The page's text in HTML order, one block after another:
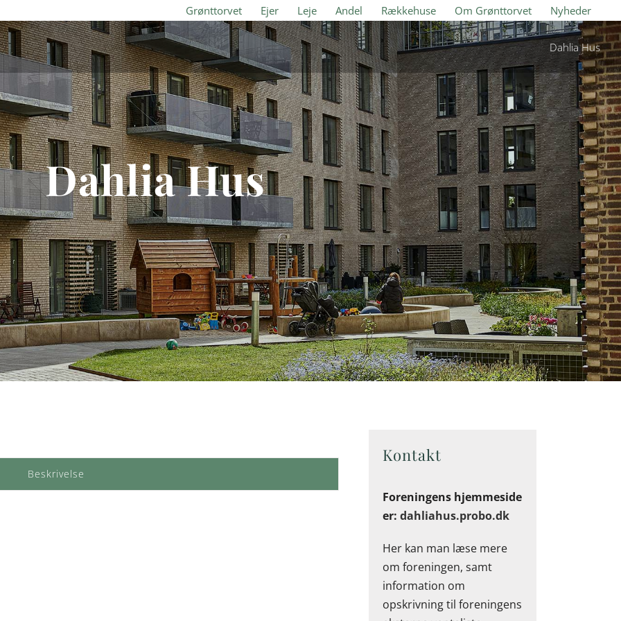
Grønttorvet Ejer Leje Andel Rækkehuse Om Grønttorvet Nyheder
Dahlia Hus
Dahlia Hus
Beskrivelse
Kontakt
Foreningens hjemmeside
er: dahliahus.probo.dk
Her kan man læse mere
om foreningen, samt
information om
opskrivning til foreningens